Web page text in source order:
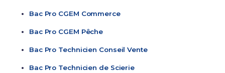
Bac Pro CGEM Commerce
Bac Pro CGEM Pêche
Bac Pro Technicien Conseil Vente
Bac Pro Technicien de Scierie